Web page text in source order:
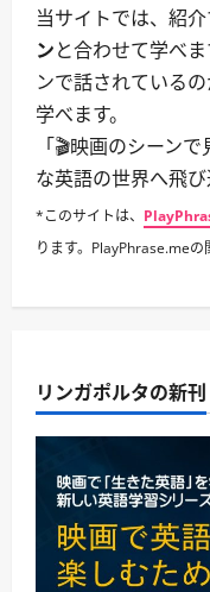
当サイトでは、紹
ンと合わせて学べ
ンで話されている
学べます。
「🎬映画のシーン
な英語の世界へ飛び
*このサイトは、
ります。PlayPhrase.meの
リンガポルタの新刊